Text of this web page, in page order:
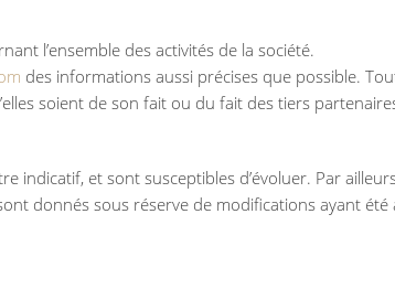
l’ensemble des activités de la société.
des informations aussi précises que possible.
soient de son fait ou du fait des tiers
indicatif, et sont susceptibles d’évoluer. Par
donnés sous réserve de modifications ayant